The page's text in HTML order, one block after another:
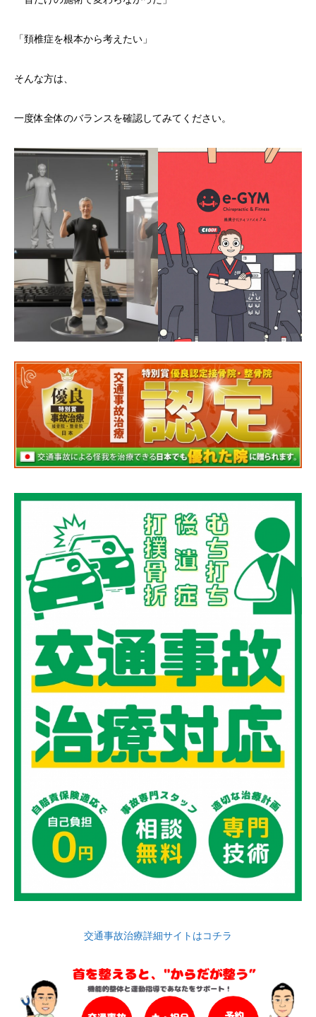
「頚椎症を根本から考えたい」
そんな方は、
一度体全体のバランスを確認してみてください。
交通事故治療詳細サイトはコチラ